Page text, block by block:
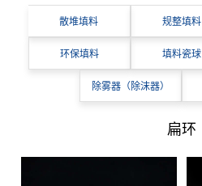
散堆填料 规整填料
环保填料 填料瓷球
除雾器（除沫器）
扁环